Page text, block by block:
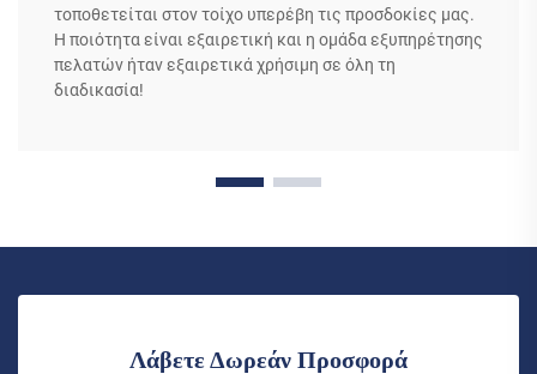
τοποθετείται στον τοίχο υπερέβη τις προσδοκίες μας.
Η ποιότητα είναι εξαιρετική και η ομάδα εξυπηρέτησης
πελατών ήταν εξαιρετικά χρήσιμη σε όλη τη
διαδικασία!
Λάβετε Δωρεάν Προσφορά